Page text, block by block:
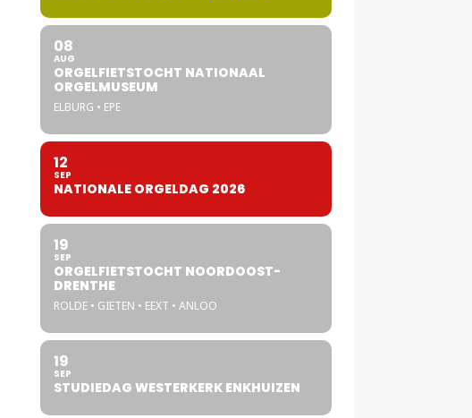
08
AUG
ORGELFIETSTOCHT NATIONAAL
ORGELMUSEUM
ELBURG • EPE
12
SEP
NATIONALE ORGELDAG 2026
19
SEP
ORGELFIETSTOCHT NOORDOOST-
DRENTHE
ROLDE • GIETEN • EEXT • ANLOO
19
SEP
STUDIEDAG WESTERKERK ENKHUIZEN